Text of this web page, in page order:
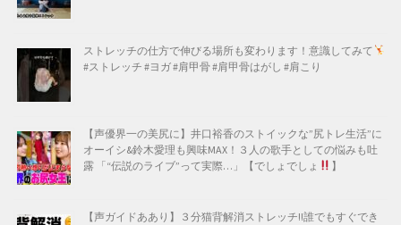
ストレッチの仕方で伸びる場所も変わります！意識してみて
#ストレッチ #ヨガ #肩甲骨 #肩甲骨はがし #肩こり
【声優界一の美尻に】井口裕香のストイックな”尻トレ生活”に
オーイシ&鈴木愛理も興味MAX！３人の歌手としての悩みも吐
露 「“伝説のライブ”って実際…」【でしょでしょ
】
【声ガイドああり】３分猫背解消ストレッチ!!誰でもすぐでき